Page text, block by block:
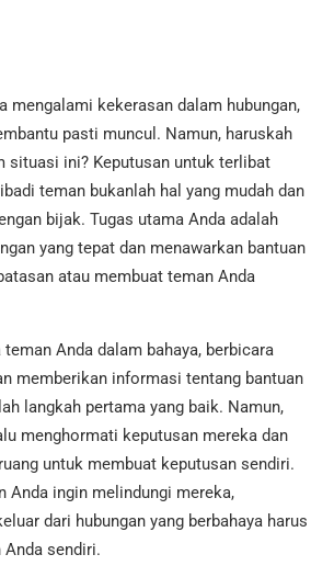
mengalami kekerasan dalam hubungan,
pasti muncul. Namun, haruskah
situasi ini? Keputusan untuk terlibat
teman bukanlah hal yang mudah dan
bijak. Tugas utama Anda adalah
yang tepat dan menawarkan bantuan
atau membuat teman Anda
Anda dalam bahaya, berbicara
memberikan informasi tentang bantuan
langkah pertama yang baik. Namun,
menghormati keputusan mereka dan
untuk membuat keputusan sendiri.
Anda ingin melindungi mereka,
dari hubungan yang berbahaya harus
sendiri.